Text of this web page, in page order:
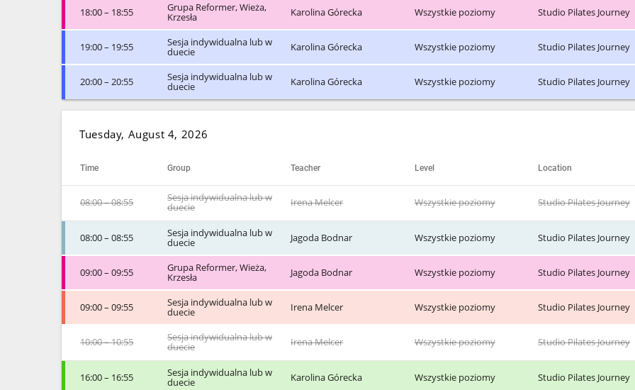
18:00 – 18:55
Grupa Reformer, Wieża,
Krzesła
Karolina Górecka Wszystkie poziomy Studio Pilates Journey
19:00 – 19:55
Sesja indywidualna lub w
duecie
Karolina Górecka Wszystkie poziomy Studio Pilates Journey
20:00 – 20:55
Sesja indywidualna lub w
duecie
Karolina Górecka Wszystkie poziomy Studio Pilates Journey
Tuesday, August 4, 2026
Time Group Teacher Level Location
08:00 – 08:55
Sesja indywidualna lub w
duecie
Irena Melcer Wszystkie poziomy Studio Pilates Journey
08:00 – 08:55
Sesja indywidualna lub w
duecie
Jagoda Bodnar Wszystkie poziomy Studio Pilates Journey
09:00 – 09:55
Grupa Reformer, Wieża,
Krzesła
Jagoda Bodnar Wszystkie poziomy Studio Pilates Journey
09:00 – 09:55
Sesja indywidualna lub w
duecie
Irena Melcer Wszystkie poziomy Studio Pilates Journey
10:00 – 10:55
Sesja indywidualna lub w
duecie
Irena Melcer Wszystkie poziomy Studio Pilates Journey
16:00 – 16:55
Sesja indywidualna lub w
duecie
Karolina Górecka Wszystkie poziomy Studio Pilates Journey